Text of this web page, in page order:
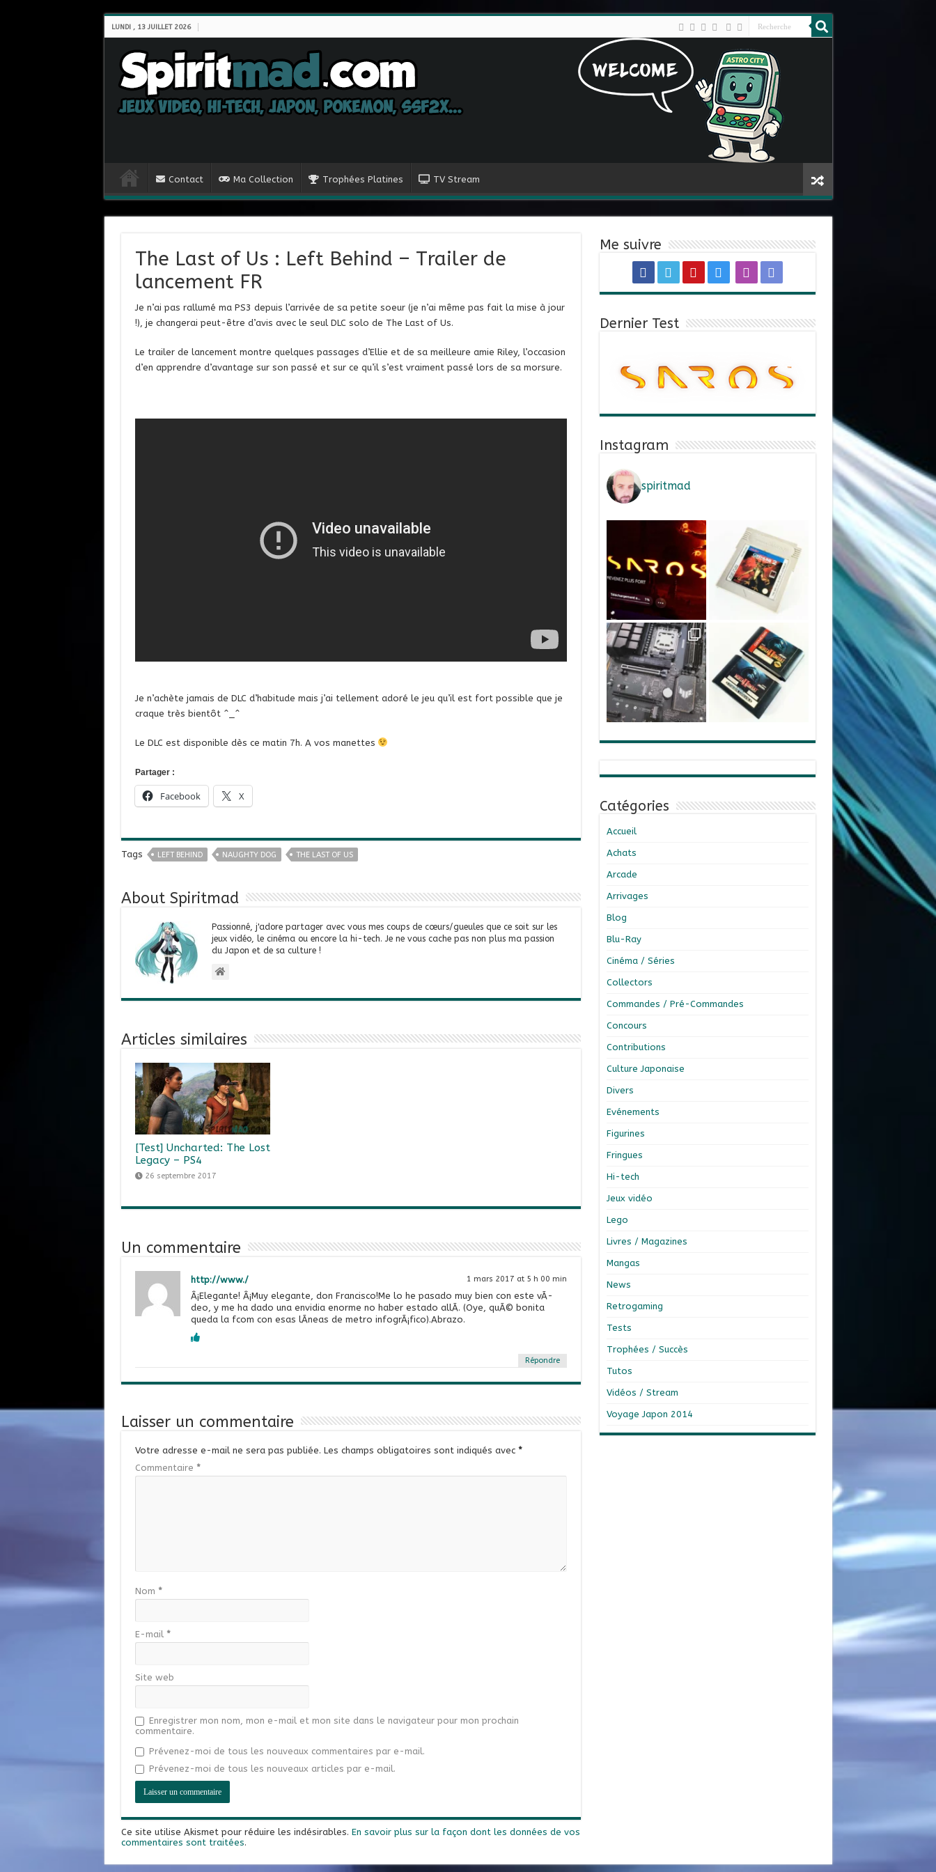
LUNDI , 13 JUILLET 2026
Contact Ma Collection Trophées Platines TV Stream
The Last of Us : Left Behind – Trailer de
lancement FR
Je n’ai pas rallumé ma PS3 depuis l’arrivée de sa petite soeur (je n’ai même pas fait la mise à jour
!), je changerai peut-être d’avis avec le seul DLC solo de The Last of Us.
Le trailer de lancement montre quelques passages d’Ellie et de sa meilleure amie Riley, l’occasion
d’en apprendre d’avantage sur son passé et sur ce qu’il s’est vraiment passé lors de sa morsure.
Je n’achète jamais de DLC d’habitude mais j’ai tellement adoré le jeu qu’il est fort possible que je
craque très bientôt ^_^
Le DLC est disponible dès ce matin 7h. A vos manettes
Partager :
Facebook X
Tags LEFT BEHIND NAUGHTY DOG THE LAST OF US
About Spiritmad
Passionné, j'adore partager avec vous mes coups de cœurs/gueules que ce soit sur les
jeux vidéo, le cinéma ou encore la hi-tech. Je ne vous cache pas non plus ma passion
du Japon et de sa culture !
Articles similaires
[Test] Uncharted: The Lost
Legacy – PS4
26 septembre 2017
Un commentaire
http://www./ 1 mars 2017 at 5 h 00 min
Â¡Elegante! Â¡Muy elegante, don Francisco!Me lo he pasado muy bien con este vÃ­
deo, y me ha dado una envidia enorme no haber estado allÃ­. (Oye, quÃ© bonita
queda la fcom con esas lÃ­neas de metro infogrÃ¡fico).Abrazo.
Répondre
Laisser un commentaire
Votre adresse e-mail ne sera pas publiée. Les champs obligatoires sont indiqués avec *
Commentaire *
Nom *
E-mail *
Site web
Enregistrer mon nom, mon e-mail et mon site dans le navigateur pour mon prochain
commentaire.
Prévenez-moi de tous les nouveaux commentaires par e-mail.
Prévenez-moi de tous les nouveaux articles par e-mail.
Ce site utilise Akismet pour réduire les indésirables. En savoir plus sur la façon dont les données de vos
commentaires sont traitées.
Me suivre
Dernier Test
Instagram
spiritmad
Catégories
Accueil
Achats
Arcade
Arrivages
Blog
Blu-Ray
Cinéma / Séries
Collectors
Commandes / Pré-Commandes
Concours
Contributions
Culture Japonaise
Divers
Evénements
Figurines
Fringues
Hi-tech
Jeux vidéo
Lego
Livres / Magazines
Mangas
News
Retrogaming
Tests
Trophées / Succès
Tutos
Vidéos / Stream
Voyage Japon 2014